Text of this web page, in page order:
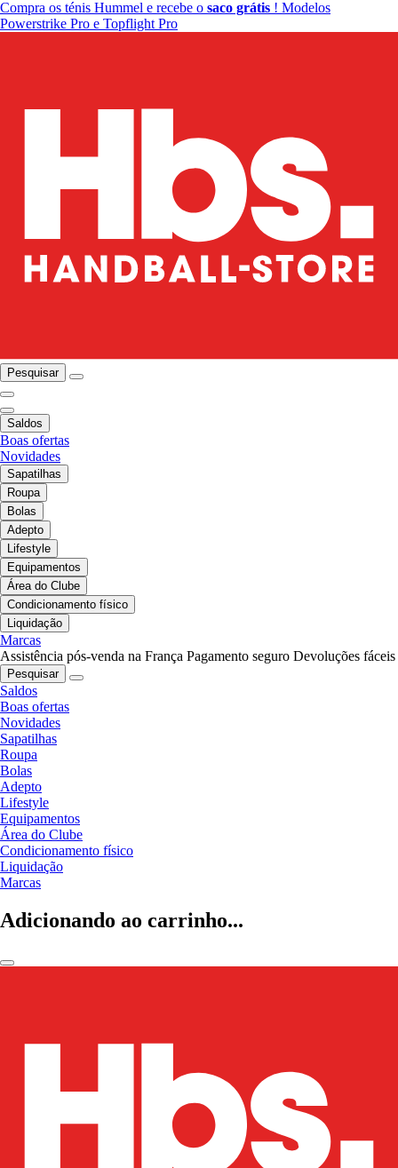
Compra os ténis Hummel e recebe o saco grátis ! Modelos
Powerstrike Pro e Topflight Pro
Pesquisar
Saldos
Boas ofertas
Novidades
Sapatilhas
Roupa
Bolas
Adepto
Lifestyle
Equipamentos
Área do Clube
Condicionamento físico
Liquidação
Marcas
Assistência pós-venda na França Pagamento seguro Devoluções fáceis
Pesquisar
Saldos
Boas ofertas
Novidades
Sapatilhas
Roupa
Bolas
Adepto
Lifestyle
Equipamentos
Área do Clube
Condicionamento físico
Liquidação
Marcas
Adicionando ao carrinho...